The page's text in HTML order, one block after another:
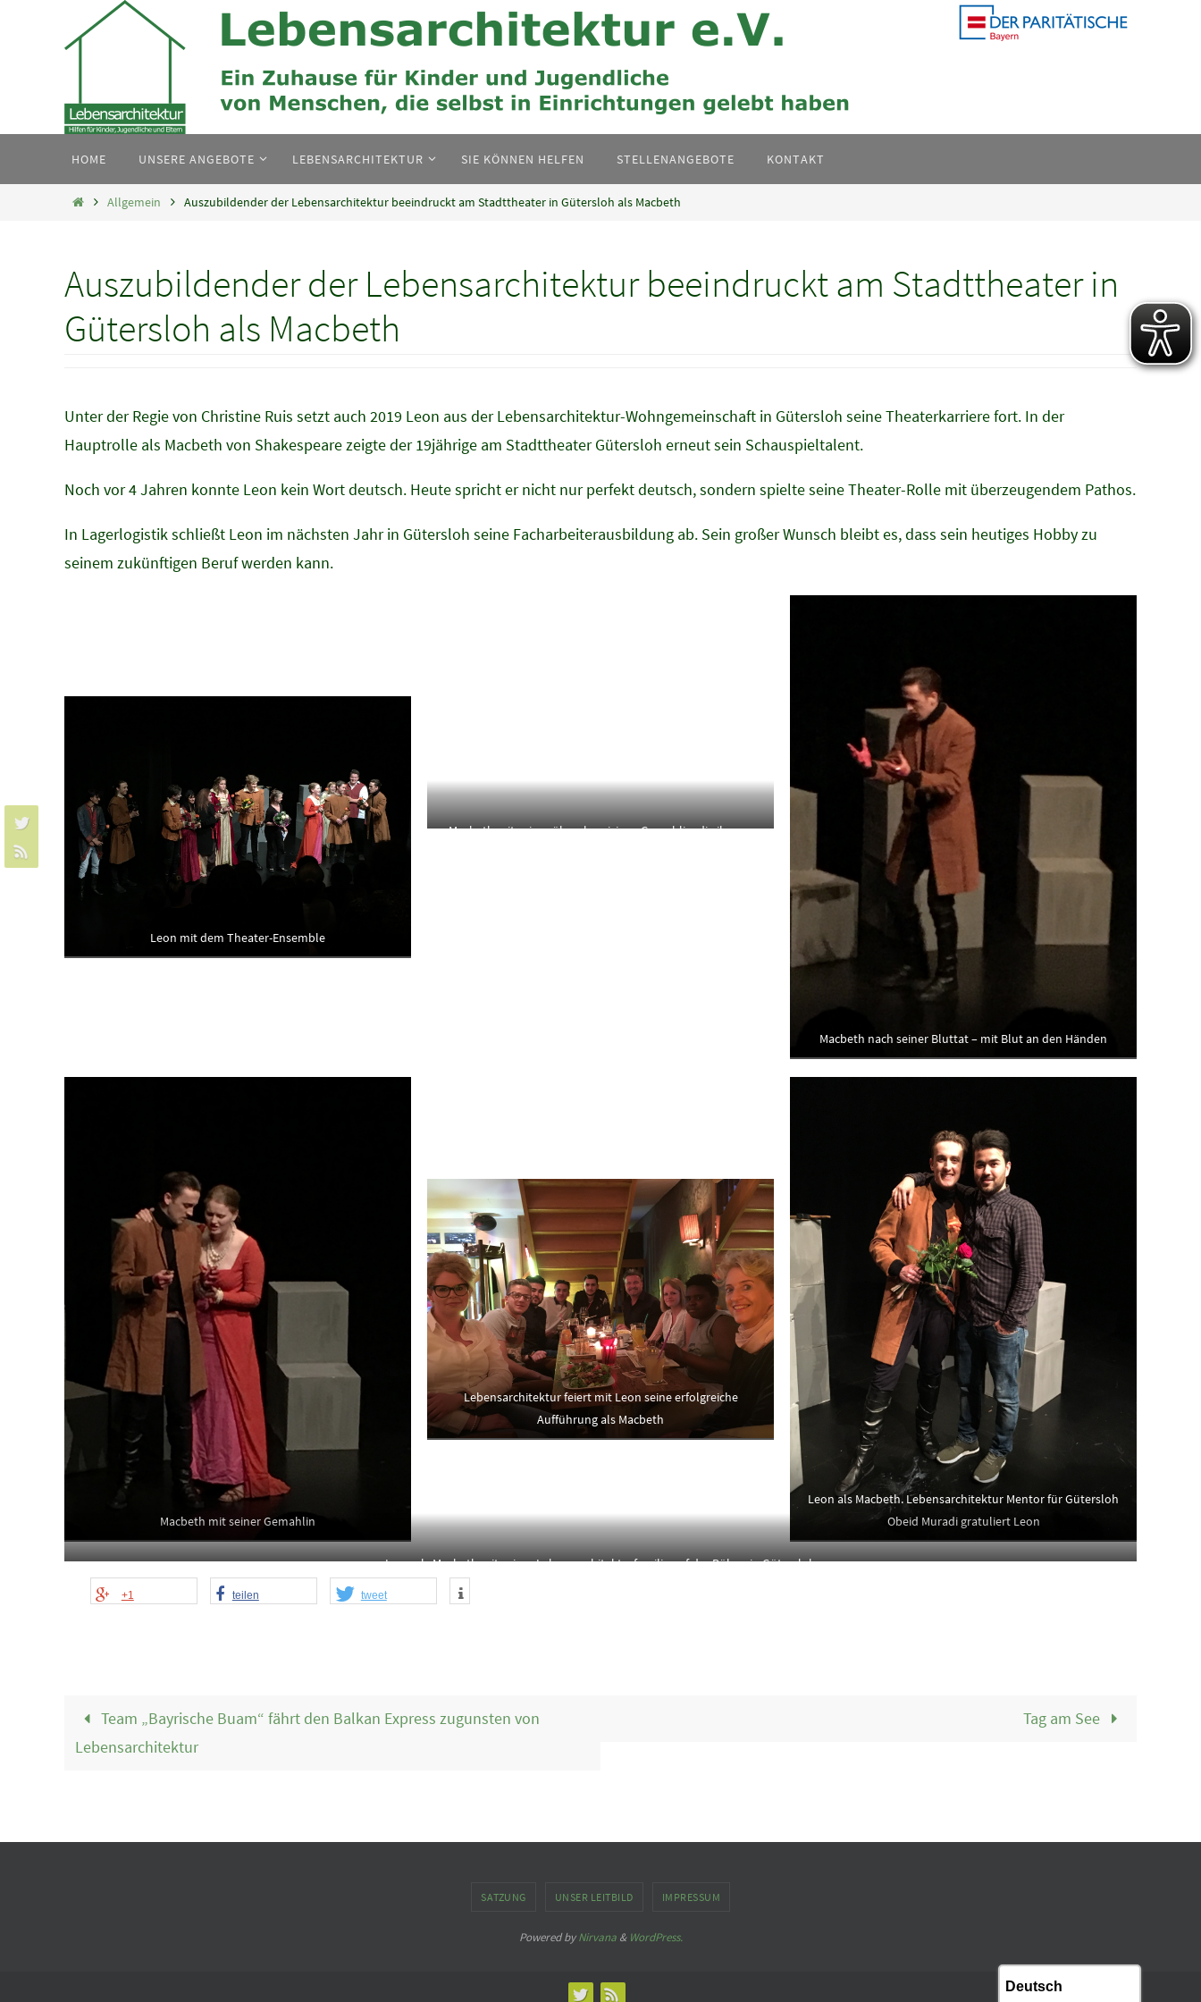
springen
HOME UNSERE ANGEBOTE LEBENSARCHITEKTUR SIE KÖNNEN HELFEN STELLENANGEBOTE KONTAKT
HomeAllgemein Auszubildender der Lebensarchitektur beeindruckt am Stadttheater in Gütersloh als Macbeth
Auszubildender der Lebensarchitektur beeindruckt am Stadttheater in
Gütersloh als Macbeth
Unter der Regie von Christine Ruis setzt auch 2019 Leon aus der Lebensarchitektur-Wohngemeinschaft in Gütersloh seine Theaterkarriere fort. In der
Hauptrolle als Macbeth von Shakespeare zeigte der 19jährige am Stadttheater Gütersloh erneut sein Schauspieltalent.
Noch vor 4 Jahren konnte Leon kein Wort deutsch. Heute spricht er nicht nur perfekt deutsch, sondern spielte seine Theater-Rolle mit überzeugendem Pathos.
In Lagerlogistik schließt Leon im nächsten Jahr in Gütersloh seine Facharbeiterausbildung ab. Sein großer Wunsch bleibt es, dass sein heutiges Hobby zu
seinem zukünftigen Beruf werden kann.
Leon mit dem Theater-Ensemble
Macbeth mit seiner überehrgeizigen Gemahlin, die ihn zur
Macbeth nach seiner Bluttat – mit Blut an den Händen
Macbeth mit seiner Gemahlin
Lebensarchitektur feiert mit Leon seine erfolgreiche
Aufführung als Macbeth
Leon als Macbeth. Lebensarchitektur Mentor für Gütersloh
Obeid Muradi gratuliert Leon
Leon als Macbeth mit seiner Lebensarchitekturfamilie auf der Bühne in Gütersloh
+1 teilen tweet
Team „Bayrische Buam“ fährt den Balkan Express zugunsten von
Lebensarchitektur
Tag am See
SATZUNG UNSER LEITBILD IMPRESSUM
Powered byNirvana& WordPress.